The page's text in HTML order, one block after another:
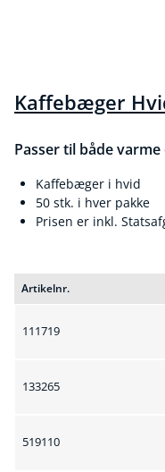
Kaffebæger
Passer til både
Kaffebæger i hvid
50 stk. i hver pakke
Prisen er inkl.
Artikelnr.
111719
133265
519110